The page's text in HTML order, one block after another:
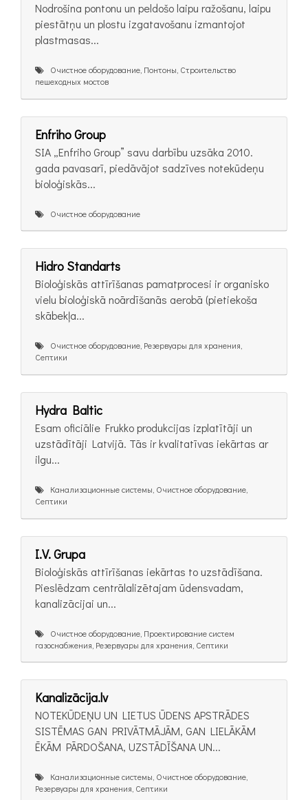
Nodrošina pontonu un peldošo laipu ražošanu, laipu
piestātņu un plostu izgatavošanu izmantojot
plastmasas...
Очистное оборудование, Понтоны, Строительство
пешеходных мостов
Enfriho Group
SIA „Enfriho Group” savu darbību uzsāka 2010.
gada pavasarī, piedāvājot sadzīves notekūdeņu
bioloģiskās...
Очистное оборудование
Hidro Standarts
Bioloģiskās attīrīšanas pamatprocesi ir organisko
vielu bioloģiskā noārdīšanās aerobā (pietiekoša
skābekļa...
Очистное оборудование, Резервуары для хранения,
Септики
Hydra Baltic
Esam oficiālie Frukko produkcijas izplatītāji un
uzstādītāji Latvijā. Tās ir kvalitatīvas iekārtas ar
ilgu...
Канализационные системы, Очистное оборудование,
Септики
I.V. Grupa
Bioloģiskās attīrīšanas iekārtas to uzstādīšana.
Pieslēdzam centrālalizētajam ūdensvadam,
kanalizācijai un...
Очистное оборудование, Проектирование систем
газоснабжения, Резервуары для хранения, Септики
Kanalizācija.lv
NOTEKŪDEŅU UN LIETUS ŪDENS APSTRĀDES
SISTĒMAS GAN PRIVĀTMĀJĀM, GAN LIELĀKĀM
ĒKĀM PĀRDOŠANA, UZSTĀDĪŠANA UN...
Канализационные системы, Очистное оборудование,
Резервуары для хранения, Септики